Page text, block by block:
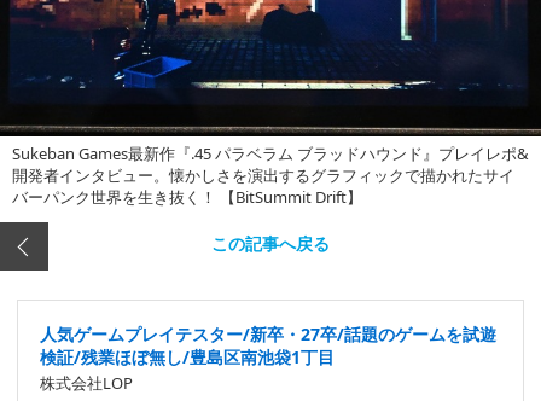
Sukeban Games最新作『.45 パラベラム ブラッドハウンド』プレイレポ&
開発者インタビュー。懐かしさを演出するグラフィックで描かれたサイ
バーパンク世界を生き抜く！ 【BitSummit Drift】
この記事へ戻る
人気ゲームプレイテスター/新卒・27卒/話題のゲームを試遊
検証/残業ほぼ無し/豊島区南池袋1丁目
株式会社LOP